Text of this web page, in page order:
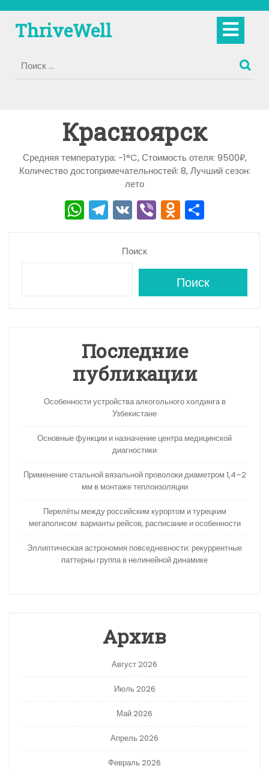
содержимому
ThriveWell
Красноярск
Средняя температура: -1°C, Стоимость отеля: 9500₽,
Количество достопримечательностей: 8, Лучший сезон:
лето
W
h
T
el
e
V
K
Vi
b
O
d
o
kl
a
s
ni
ki
а
в
и
Поиск
Поиск
Последние
публикации
Особенности устройства алкогольного холдинга в
Узбекистане
Основные функции и назначение центра медицинской
диагностики
Применение стальной вязальной проволоки диаметром 1,4–2
мм в монтаже теплоизоляции
Перелёты между российским курортом и турецким
мегаполисом: варианты рейсов, расписание и особенности
Эллиптическая астрономия повседневности: рекуррентные
паттерны группа в нелинейной динамике
Архив
Август 2026
Июль 2026
Май 2026
Апрель 2026
Февраль 2026